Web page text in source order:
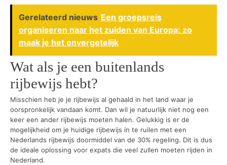
Gerelateerd nieuws Een groepsreis
organiseren naar het zuiden van Europa: zo
maak je het onvergetelijk
Wat als je een buitenlands
rijbewijs hebt?
Misschien heb je je rijbewijs al gehaald in het land waar je
oorspronkelijk vandaan komt. Dan wil je natuurlijk niet nog een
keer een ander rijbewijs moeten halen. Gelukkig is er de
mogelijkheid om je huidige rijbewijs in te ruilen met een
Nederlands rijbewijs doormiddel van de 30% regeling. Dit is dus
de ideale oplossing voor expats die veel zullen moeten rijden in
Nederland.